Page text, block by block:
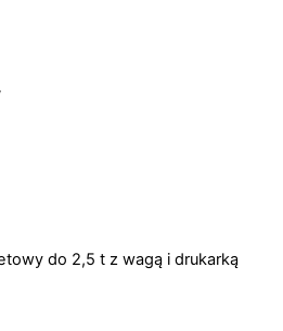
do 2,5 t z wagą i drukarką